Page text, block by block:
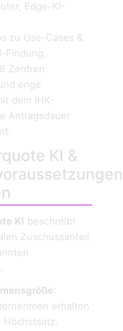
Edge-KI-
zu Use-Cases &
Findung.
Zentren
enge
dem IHK-
Antragsdauer
KI &
KI beschreibt
Zuschussanteil
:
erhalten
Höchstsatz.